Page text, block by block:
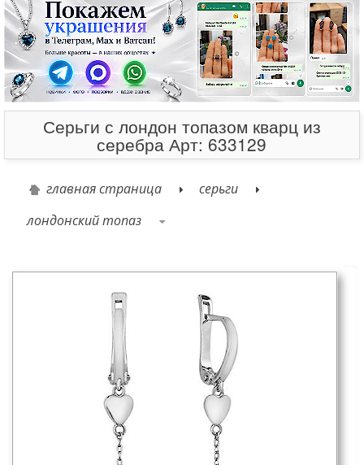
Серьги с лондон топазом кварц из
серебра Арт: 633129
главная страница
серьги
лондонский топаз